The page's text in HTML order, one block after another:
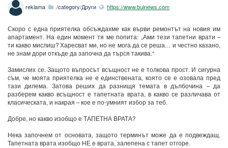
reklama /category/Други https://www.bulnews.com
Скоро с една приятелка обсъждахме как върви ремонтът на новия им
апартамент. На един момент тя ме попита: „Ами тези тапетни врати –
ти какво мислиш? Харесват ми, но не мога да се реша… и честно казано,
не знам дори откъде да започна да търся такива.“
Замислих се. Защото въпросът всъщност не е толкова прост. И сигурна
съм, че моята приятелка не е единствената, която се е озовала пред
тази дилема. Затова реших да разнищя темата в дълбочина – да
разберем какво всъщност е тапетната врата, в какво се различава от
класическата, и накрая – кое е по-умният избор за теб.
Добре, но какво изобщо е ТАПЕТНА ВРАТА?
Нека започнем от основата, защото терминът може да е подвеждащ.
Тапетната врата изобщо НЕ е врата, залепена с тапет отгоре.